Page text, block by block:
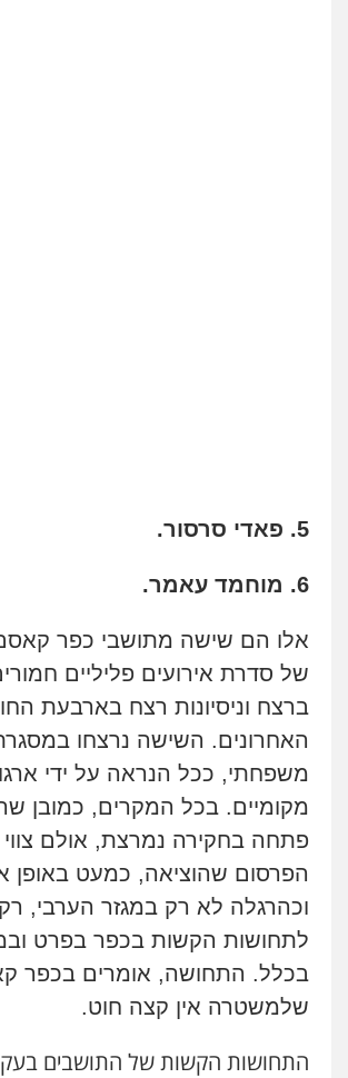
5. פאדי סרסור.
6. מוחמד עאמר.
אלו הם שישה מתושבי כפר
של סדרת אירועים פליליים
ברצח וניסיונות רצח בארבעת
האחרונים. השישה נרצחו
משפחתי, ככל הנראה על ידי
מקומיים. בכל המקרים, כמובן
פתחה בחקירה נמרצת, אולם צווי
הפרסום שהוציאה, כמעט באופן
וכהרגלה לא רק במגזר הערבי,
לתחושות הקשות בכפר בפרט
בכלל. התחושה, אומרים בכפר
שלמשטרה אין קצה חוט.
התחושות הקשות של התושבים